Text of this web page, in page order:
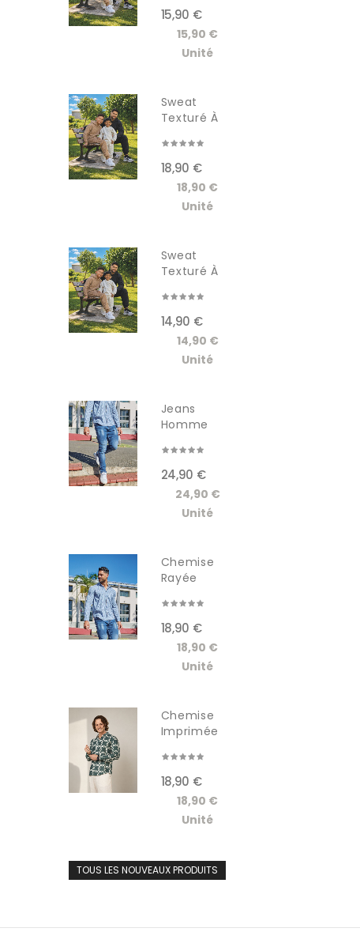
15,90 €
15,90 €
Unité
Sweat
Texturé À
18,90 €
18,90 €
Unité
Sweat
Texturé À
14,90 €
14,90 €
Unité
Jeans
Homme
24,90 €
24,90 €
Unité
Chemise
Rayée
18,90 €
18,90 €
Unité
Chemise
Imprimée
18,90 €
18,90 €
Unité
TOUS LES NOUVEAUX PRODUITS